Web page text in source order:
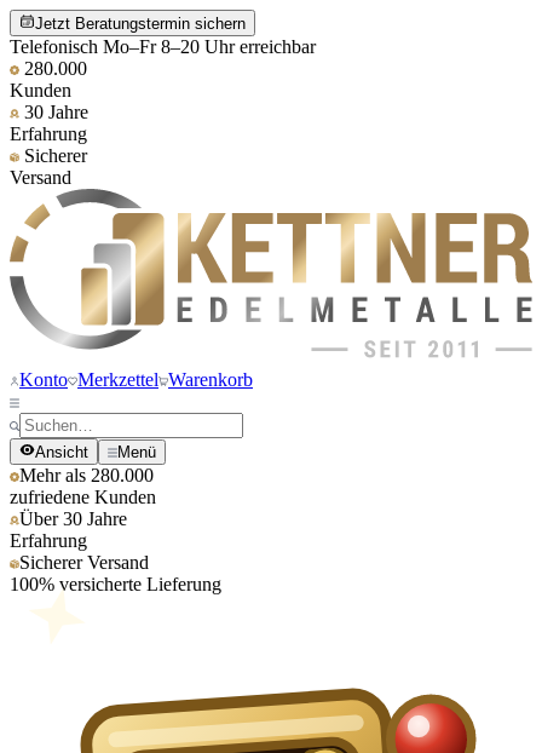
Jetzt Beratungstermin sichern
Telefonisch Mo–Fr 8–20 Uhr erreichbar
280.000
Kunden
30 Jahre
Erfahrung
Sicherer
Versand
Konto Merkzettel Warenkorb
Ansicht Menü
Mehr als 280.000
zufriedene Kunden
Über 30 Jahre
Erfahrung
Sicherer Versand
100% versicherte Lieferung